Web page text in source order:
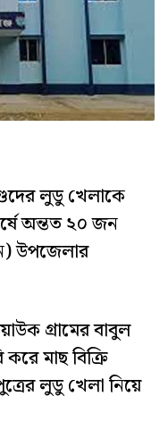
লুডু খেলাকে
অন্তত ২০ জন
উপজেলার
গ্রামের বাবুল
মাছ বিক্রি
লুডু খেলা নিয়ে